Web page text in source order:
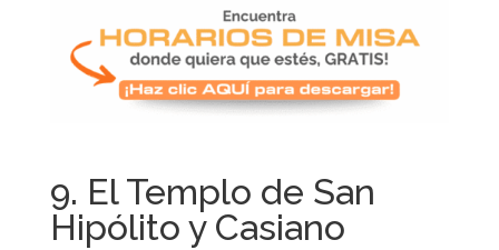
9. El Templo de San
Hipólito y Casiano